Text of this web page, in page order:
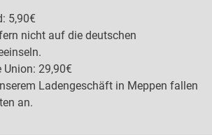
5,90€
nicht auf die deutschen
Union: 29,90€
Ladengeschäft in Meppen fallen
an.